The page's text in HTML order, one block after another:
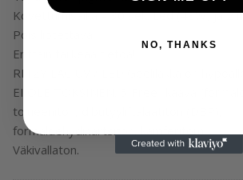
Kovettumisaika – 30 sek. Led (48W) ja 2
Pois liotettava
Erittäin tärkeää tietoa!
RITZY LAC UV / LED Geelilakka on
EI OLE TOKSINEN. 5-Free -kaava
tolueeniton, dibutyyliftalaatiton (DBP),
formaldehydihartsiton, kamferiton)
Väkivallaton.
NO, THANKS